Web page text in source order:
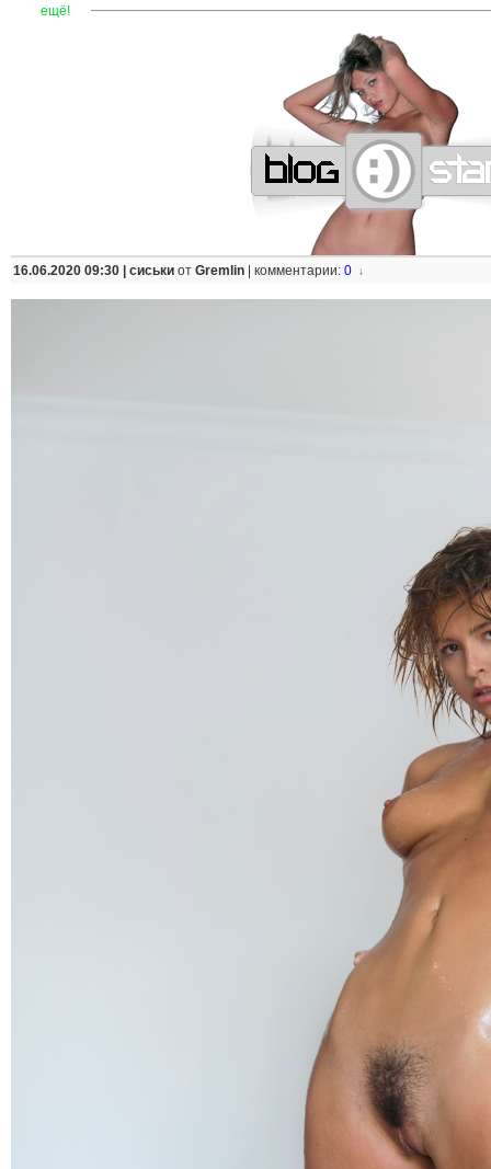
ещё! ——————————————————————
16.06.2020 09:30 | сиськи от Gremlin комментарии: 0 ↓